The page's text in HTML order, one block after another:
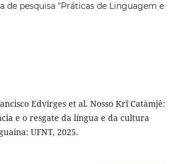
de pesquisa "Práticas de Linguagem e
Edvirges et al. Nosso Krĩ Catàmjê:
e o resgate da língua e da cultura
UFNT, 2025.